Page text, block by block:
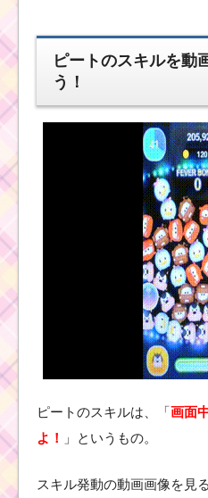
ピートのスキルを動
う！
ピートのスキルは、「画面
よ！
」というもの。
スキル発動の動画画像を見